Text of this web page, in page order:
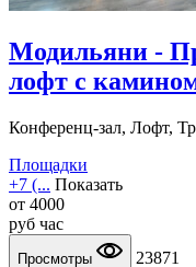
Модильяни -
лофт с
Конференц-зал, Лофт,
Площадки
+7 (... Показать
от 4000
руб час
Просмотры
23871